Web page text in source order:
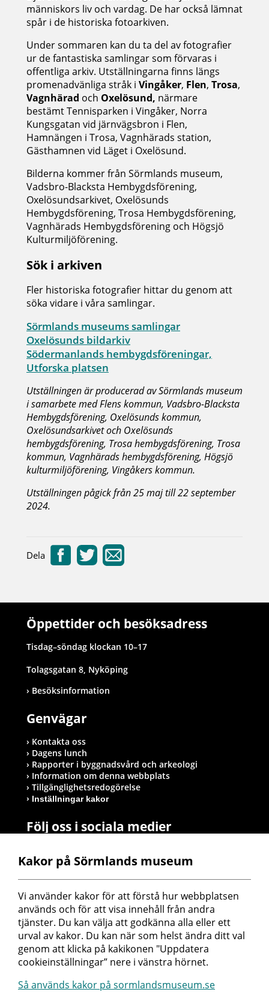
människors liv och vardag. De har också lämnat
spår i de historiska fotoarkiven.
Under sommaren kan du ta del av fotografier
ur de fantastiska samlingar som förvaras i
offentliga arkiv. Utställningarna finns längs
promenadvänliga stråk i Vingåker, Flen, Trosa,
Vagnhärad och Oxelösund, närmare
bestämt Tennisparken i Vingåker, Norra
Kungsgatan vid järnvägsbron i Flen,
Hamnängen i Trosa, Vagnhärads station,
Gästhamnen vid Läget i Oxelösund.
Bilderna kommer från Sörmlands museum,
Vadsbro-Blacksta Hembygdsförening,
Oxelösundsarkivet, Oxelösunds
Hembygdsförening, Trosa Hembygdsförening,
Vagnhärads Hembygdsförening och Högsjö
Kulturmiljöförening.
Sök i arkiven
Fler historiska fotografier hittar du genom att
söka vidare i våra samlingar.
Sörmlands museums samlingar
Oxelösunds bildarkiv
Södermanlands hembygdsföreningar,
Utforska platsen
Utställningen är producerad av Sörmlands museum
i samarbete med Flens kommun, Vadsbro-Blacksta
Hembygdsförening, Oxelösunds kommun,
Oxelösundsarkivet och Oxelösunds
hembygdsförening, Trosa hembygdsförening, Trosa
kommun, Vagnhärads hembygdsförening, Högsjö
kulturmiljöförening, Vingåkers kommun.
Utställningen pågick från 25 maj till 22 september
2024.
Dela
Öppettider och besöksadress
Tisdag–söndag klockan 10–17
Tolagsgatan 8, Nyköping
Besöksinformation
Genvägar
Kontakta oss
Dagens lunch
Rapporter i byggnadsvård och arkeologi
Information om denna webbplats
Tillgänglighetsredogörelse
Inställningar kakor
Följ oss i sociala medier
Postadress
Sörmlands museum
Box 314
611 26 Nyköping
Kakor på Sörmlands museum
Vi använder kakor för att förstå hur webbplatsen
används och för att visa innehåll från andra
tjänster. Du kan välja att godkänna alla eller ett
urval av kakor. Du kan när som helst ändra ditt val
genom att klicka på kakikonen "Uppdatera
cookieinställningar” nere i vänstra hörnet.
Så används kakor på sormlandsmuseum.se